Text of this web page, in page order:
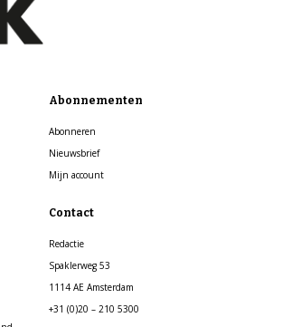
Abonnementen
Abonneren
Nieuwsbrief
Mijn account
Contact
Redactie
Spaklerweg 53
1114 AE Amsterdam
+31 (0)20 – 210 5300